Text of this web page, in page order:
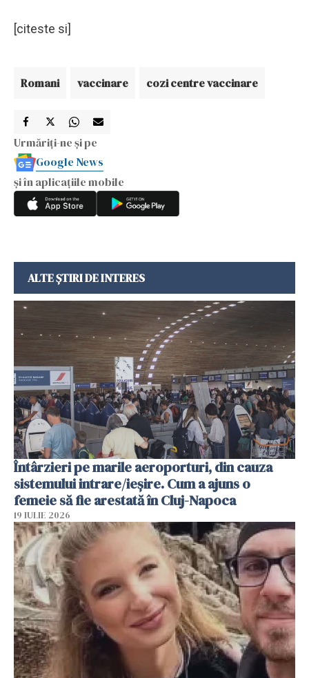
[citeste si]
Romani vaccinare cozi centre vaccinare
Urmăriți-ne și pe
Google News
și în aplicațiile mobile
ALTE ȘTIRI DE INTERES
Întârzieri pe marile aeroporturi, din cauza
sistemului intrare/ieșire. Cum a ajuns o
femeie să fie arestată în Cluj-Napoca
19 IULIE 2026